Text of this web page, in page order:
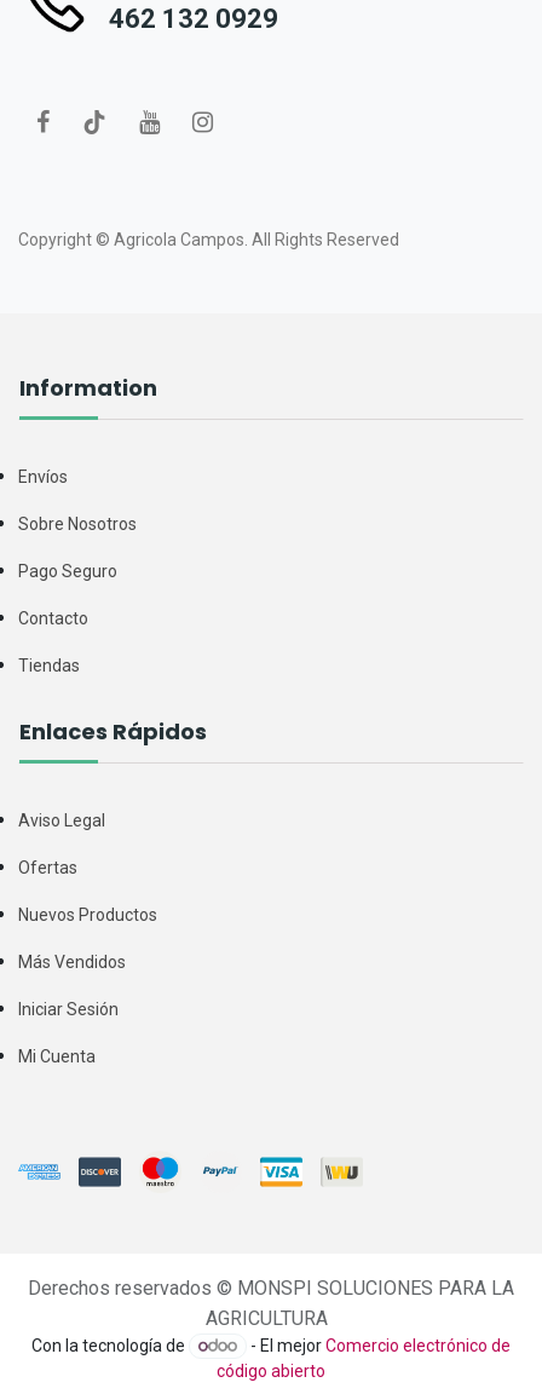
462 132 0929
Copyright © Agricola Campos. All Rights Reserved
Information
Envíos
Sobre Nosotros
Pago Seguro
Contacto
Tiendas
Enlaces Rápidos
Aviso Legal
Ofertas
Nuevos Productos
Más Vendidos
Iniciar Sesión
Mi Cuenta
Derechos reservados © MONSPI SOLUCIONES PARA LA
AGRICULTURA
Con la tecnología de - El mejorComercio electrónico de
código abierto